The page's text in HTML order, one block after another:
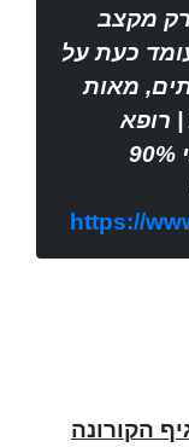
מקצב
כעת על
מאומתים, מאות
רופא
מפורסם בקרית יואל מעריך כי 90%
https://
הקורונה